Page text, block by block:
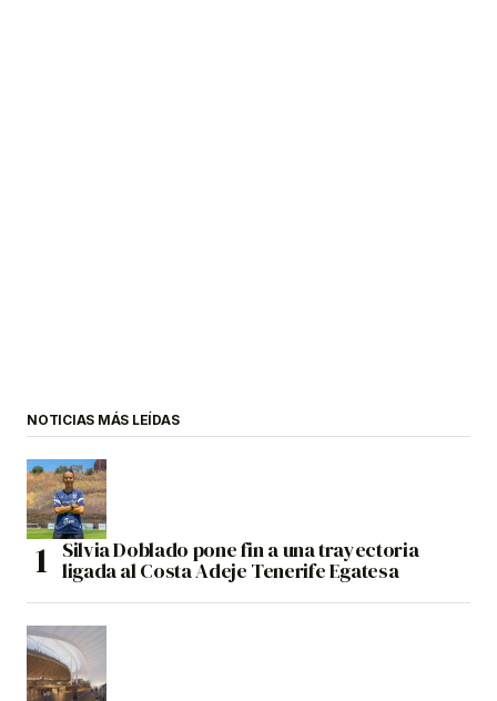
NOTICIAS MÁS LEÍDAS
Silvia Doblado pone fin a una trayectoria
ligada al Costa Adeje Tenerife Egatesa